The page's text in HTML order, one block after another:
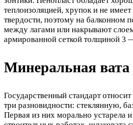
теплоизоляцией, хрупок и не
твердости, поэтому на балконном
между лагами или накрывают
армированной сеткой толщиной 3
Минеральная вата
Государственный стандарт
три разновидности: стеклянную,
Первая из них морально устарела